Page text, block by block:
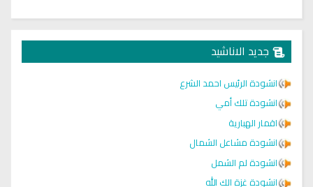
جديد الاناشيد
انشودة الرئيس احمد الشرع
انشودة تلك أمي
اقمار الهبارية
انشودة مشاعل الشمال
انشودة لم الشمل
انشودة غزة الك الله